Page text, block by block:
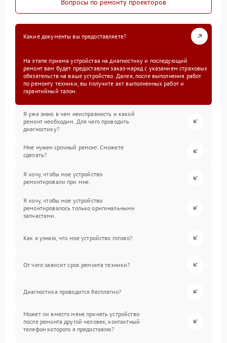
Вопросы по ремонту проекторов
Какие документы вы предоставляете?
На этапе приема устройства на диагностику и последующий
ремонт вам будет предоставлен заказ-наряд с указанием страховых
обязательств на ваше устройство. Далее, после выполнения работ
по ремонту техники, вы получите акт выполненных работ и
гарантийный талон.
Я уже знаю в чем неисправность и какой
ремонт необходим. Для чего проводить
диагностику?
Мне нужен срочный ремонт. Сможете
сделать?
Я хочу, чтобы мое устройство
ремонтировали при мне.
Я хочу, чтобы мое устройство
ремонтировалось только оригинальными
запчастями.
Как я узнаю, что мое устройство готово?
От чего зависит срок ремонта техники?
Диагностика проводится бесплатно?
Может ли вместо меня принять устройство
после ремонта другой человек, контактный
телефон которого я предоставлю?